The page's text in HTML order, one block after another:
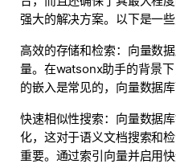
强大的解决方案。以下是一些
高效的存储和检索：向量数
量。在watsonx助手的背景
的嵌入是常见的，向量数据
快速相似性搜索：向量数据
化，这对于语义文档搜索和
重要。通过索引向量并启用